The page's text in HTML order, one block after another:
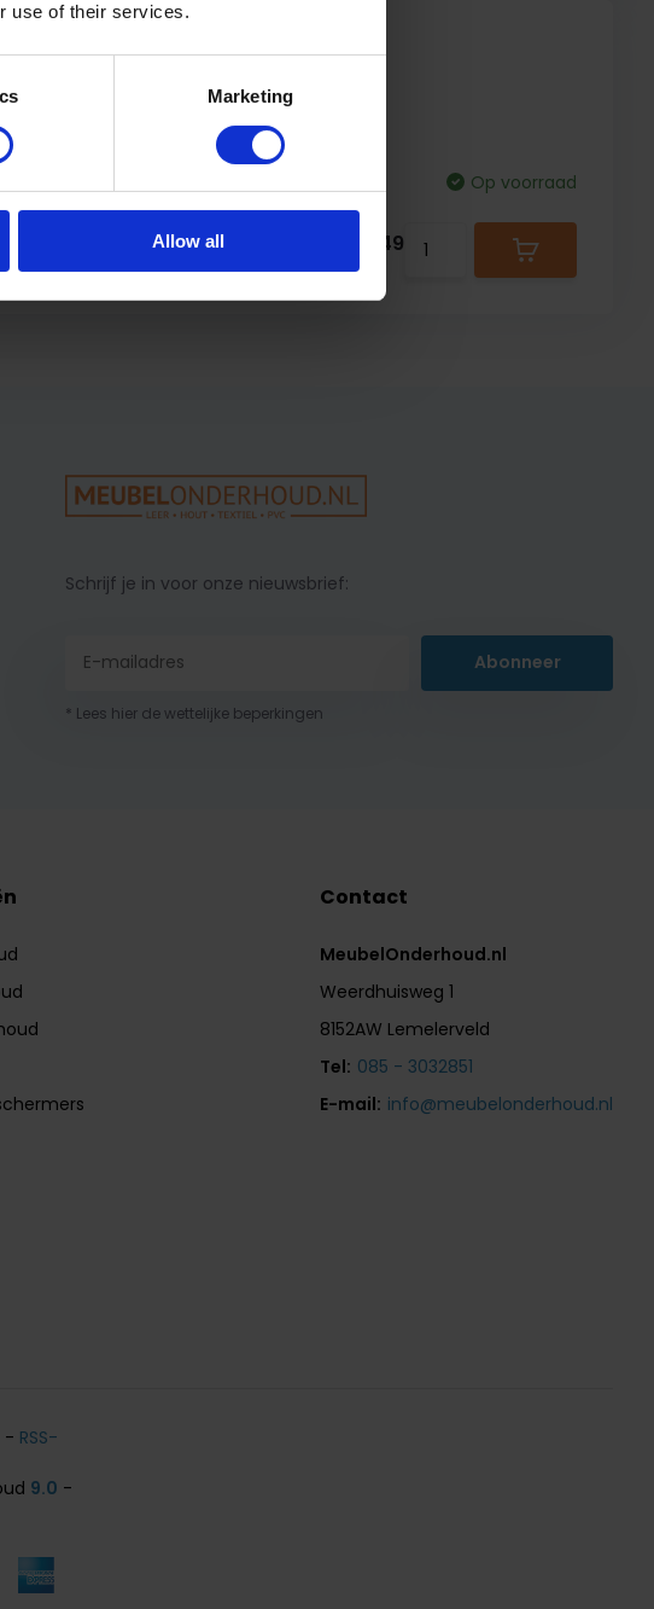
use of their services.
Marketing
Allow all
lijmlaag blijft deze plakvilt
stuks.
Op voorraad
0,49
Schrijf je in voor onze nieuwsbrief:
Abonneer
* Lees hier de wettelijke beperkingen
Contact
MeubelOnderhoud.nl
Weerdhuisweg 1
8152AW Lemelerveld
Tel: 085 - 3032851
E-mail: info@meubelonderhoud.nl
- RSS-
9.0 -